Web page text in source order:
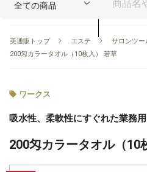
美通販トップ エステ サロンツー
200匁カラータオル（10枚入） 若草
ワークス
吸水性、柔軟性にすぐれた業務
200匁カラータオル（10